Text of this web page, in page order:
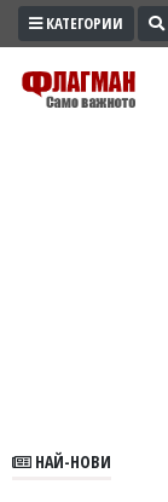
ПРОМО
ЗОНА
КАТЕГОРИИ
НАЙ-НОВИ